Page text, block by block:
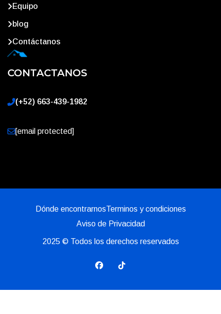
Equipo
blog
Contáctanos
CONTACTANOS
(+52) 663-439-1982
[email protected]
Dónde encontrarnosTerminos y condiciones
Aviso de Privacidad
2025© Todos los derechos reservados